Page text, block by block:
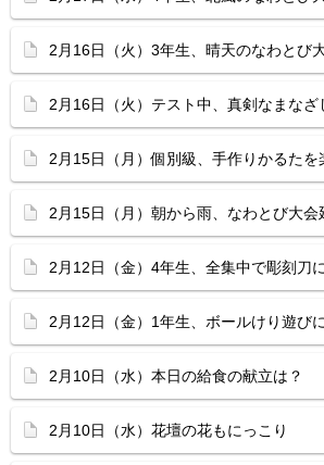
2月16日（火）3年生、晴天のなわとび
2月16日（火）テスト中、真剣なまなざ
2月15日（月）個別級、手作りかるたを
2月15日（月）朝から雨、なわとび大会
2月12日（金）4年生、全集中で彫刻刀
2月12日（金）1年生、ボールけり遊び
2月10日（水）本日の給食の献立は？
2月10日（水）花壇の花もにっこり